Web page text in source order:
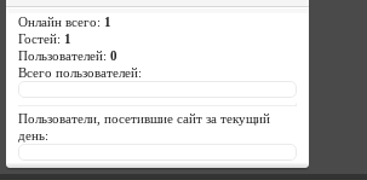
Онлайн всего: 1
Гостей: 1
Пользователей: 0
Всего пользователей:
Пользователи, посетившие сайт за текущий
день: